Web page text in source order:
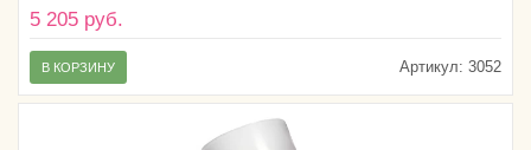
5 205 руб.
Артикул: 3052
В КОРЗИНУ